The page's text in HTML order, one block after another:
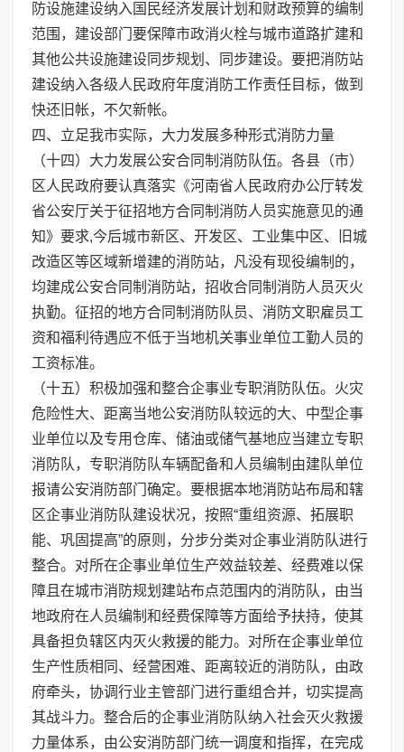
防设施建设纳入国民经济发展计划和财政预算的编制
范围，建设部门要保障市政消火栓与城市道路扩建和
其他公共设施建设同步规划、同步建设。要把消防站
建设纳入各级人民政府年度消防工作责任目标，做到
快还旧帐，不欠新帐。
四、立足我市实际，大力发展多种形式消防力量
（十四）大力发展公安合同制消防队伍。各县（市）
区人民政府要认真落实《河南省人民政府办公厅转发
省公安厅关于征招地方合同制消防人员实施意见的通
知》要求,今后城市新区、开发区、工业集中区、旧城
改造区等区域新增建的消防站，凡没有现役编制的，
均建成公安合同制消防站，招收合同制消防人员灭火
执勤。征招的地方合同制消防队员、消防文职雇员工
资和福利待遇应不低于当地机关事业单位工勤人员的
工资标准。
（十五）积极加强和整合企事业专职消防队伍。火灾
危险性大、距离当地公安消防队较远的大、中型企事
业单位以及专用仓库、储油或储气基地应当建立专职
消防队，专职消防队车辆配备和人员编制由建队单位
报请公安消防部门确定。要根据本地消防站布局和辖
区企事业消防队建设状况，按照“重组资源、拓展职
能、巩固提高”的原则，分步分类对企事业消防队进行
整合。对所在企事业单位生产效益较差、经费难以保
障且在城市消防规划建站布点范围内的消防队，由当
地政府在人员编制和经费保障等方面给予扶持，使其
具备担负辖区内灭火救援的能力。对所在企事业单位
生产性质相同、经营困难、距离较近的消防队，由政
府牵头，协调行业主管部门进行重组合并，切实提高
其战斗力。整合后的企事业消防队纳入社会灭火救援
力量体系，由公安消防部门统一调度和指挥，在完成